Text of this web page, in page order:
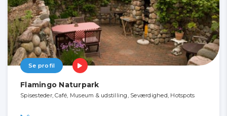
Se profil
Flamingo Naturpark
Spisesteder, Café, Museum & udstilling, Seværdighed, Hotspots